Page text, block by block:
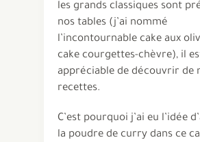
les grands classiques sont
nos tables (j’ai nommé
l’incontournable cake aux
cake courgettes-chèvre), il
appréciable de découvrir de
recettes.
C’est pourquoi j’ai eu l’idée
la poudre de curry dans ce